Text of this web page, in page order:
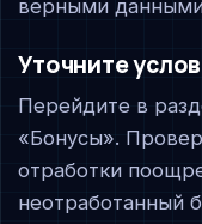
верными
Уточните
Перейдите в
«Бонусы».
отработки
неотработанный